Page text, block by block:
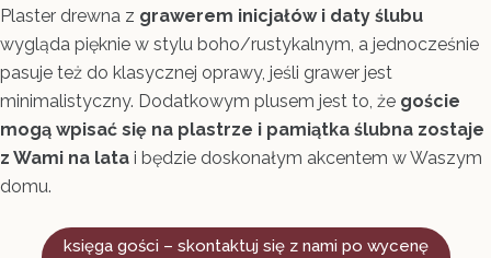
Plaster drewna z grawerem inicjałów i daty ślubu
wygląda pięknie w stylu boho/rustykalnym, a jednocześnie
pasuje też do klasycznej oprawy, jeśli grawer jest
minimalistyczny. Dodatkowym plusem jest to, że goście
mogą wpisać się na plastrze i pamiątka ślubna zostaje
z Wami na lata i będzie doskonałym akcentem w Waszym
domu.
księga gości – skontaktuj się z nami po wycenę